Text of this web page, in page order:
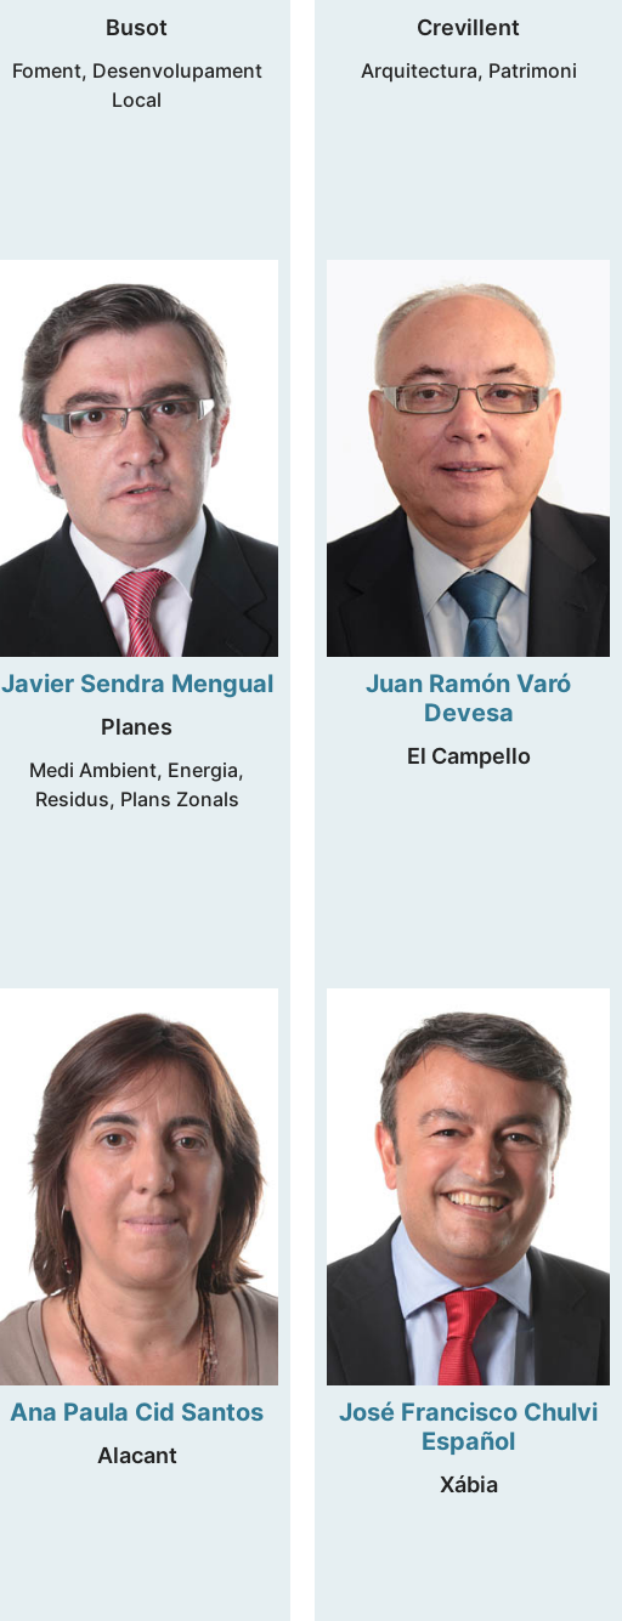
Busot
Foment, Desenvolupament
Local
Crevillent
Arquitectura, Patrimoni
Javier Sendra Mengual
Planes
Medi Ambient, Energia,
Residus, Plans Zonals
Juan Ramón Varó
Devesa
El Campello
Ana Paula Cid Santos
Alacant
José Francisco Chulvi
Español
Xábia